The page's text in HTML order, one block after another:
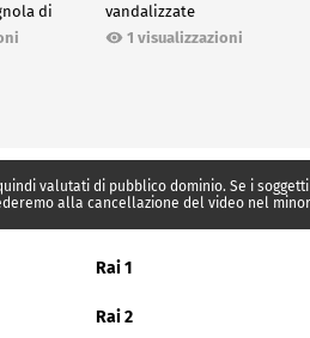
di
vandalizzate
1 visualizzazioni
valutati di pubblico dominio. Se i
alla cancellazione del video nel
Rai 1
Rai 2